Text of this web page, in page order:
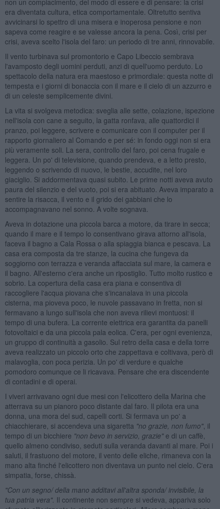
era diventata cultura, etica comportamentale. Oltretutto sentiva
avvicinarsi lo spettro di una misera e inoperosa pensione e non
sapeva come reagire e se valesse ancora la pena. Così, crisi per
crisi, aveva scelto l'isola del faro: un periodo di tre anni, rinnovabile.
Il vento turbinava sul promontorio e Capo Libeccio sembrava
l'avamposto degli uomini perduti, anzi di quell'uomo perduto. Lo
spettacolo della natura era maestoso e primordiale: questa notte di
tempesta e i giorni di bonaccia con il mare e il cielo di un azzurro e
di un celeste semplicemente divini.
La vita si svolgeva metodica: sveglia alle sette, colazione, ispezione
nell'isola con cane a seguito, la gatta ronfava, alle quattordici il
pranzo, poi leggere, scrivere e comunicare con il computer per il
rapporto giornaliero al Comando e per sé: in fondo oggi non si era
più veramente soli. La sera, controllo del faro, poi cena frugale e
leggera. Un po' di televisione, quando prendeva, e a letto presto,
leggendo o scrivendo di nuovo, le bestie, accudite, nel loro
giaciglio. Si addormentava quasi subito. Le prime notti aveva avuto
paura del silenzio e del vuoto, poi si era abituato. Aveva imparato a
sentire la risacca, il vento e il grido dei gabbiani che lo
accompagnavano nel sonno. A volte sognava.
Aveva in dotazione una piccola barca a motore, da tirare in secca;
quando il mare e il tempo lo consentivano girava attorno all'isola,
faceva il bagno a Cala Rossa o alla spiaggia bianca e pescava. La
casa era composta da tre stanze, la cucina che fungeva da
soggiorno con terrazza e veranda affacciata sul mare, la camera e
il bagno. All'esterno c'era anche un ripostiglio. Tutto molto rustico e
sobrio. La copertura della casa era piana e consentiva di
raccogliere l'acqua piovana che s'incanalava in una piccola
cisterna, ma pioveva poco, le nuvole passavano in fretta, non si
fermavano a lungo sull'isola che non aveva rilievi montuosi: il
tempo di una bufera. La corrente elettrica era garantita da panelli
fotovoltaici e da una piccola pala eolica. C'era, per ogni evenienza,
un gruppo di continuità a gasolio. Sul retro della casa e della torre
aveva realizzato un piccolo orto che zappettava e coltivava, però di
malavoglia, con poca perizia. Un po' di verdure e qualche
pomodoro comunque ce li ricavava. Pensare che era discendente
di contadini e di operai.
I viveri arrivavano ogni due mesi con l'elicottero della Marina che
atterrava su un pianoro poco distante dal faro. Il pilota era una
donna, una mora del sud, capelli corti. Si fermava un po' a
chiacchierare, si accendeva una sigaretta "no grazie, non fumo", il
tempo di un bicchiere "non bevo in servizio, grazie" e di un caffè,
quello almeno condiviso, seduti sulla veranda davanti al mare. Poi i
saluti, il frastuono del motore, il vento delle eliche, rimaneva con la
mano alta finché l'elicottero non diventava un punto nel cielo. C'era
simpatia, forse, chissà.
"Con un segno/ della mano additavi all'altra sponda/ invisibile, la
tua patria vera". Il continente non sempre si vedeva, appariva solo